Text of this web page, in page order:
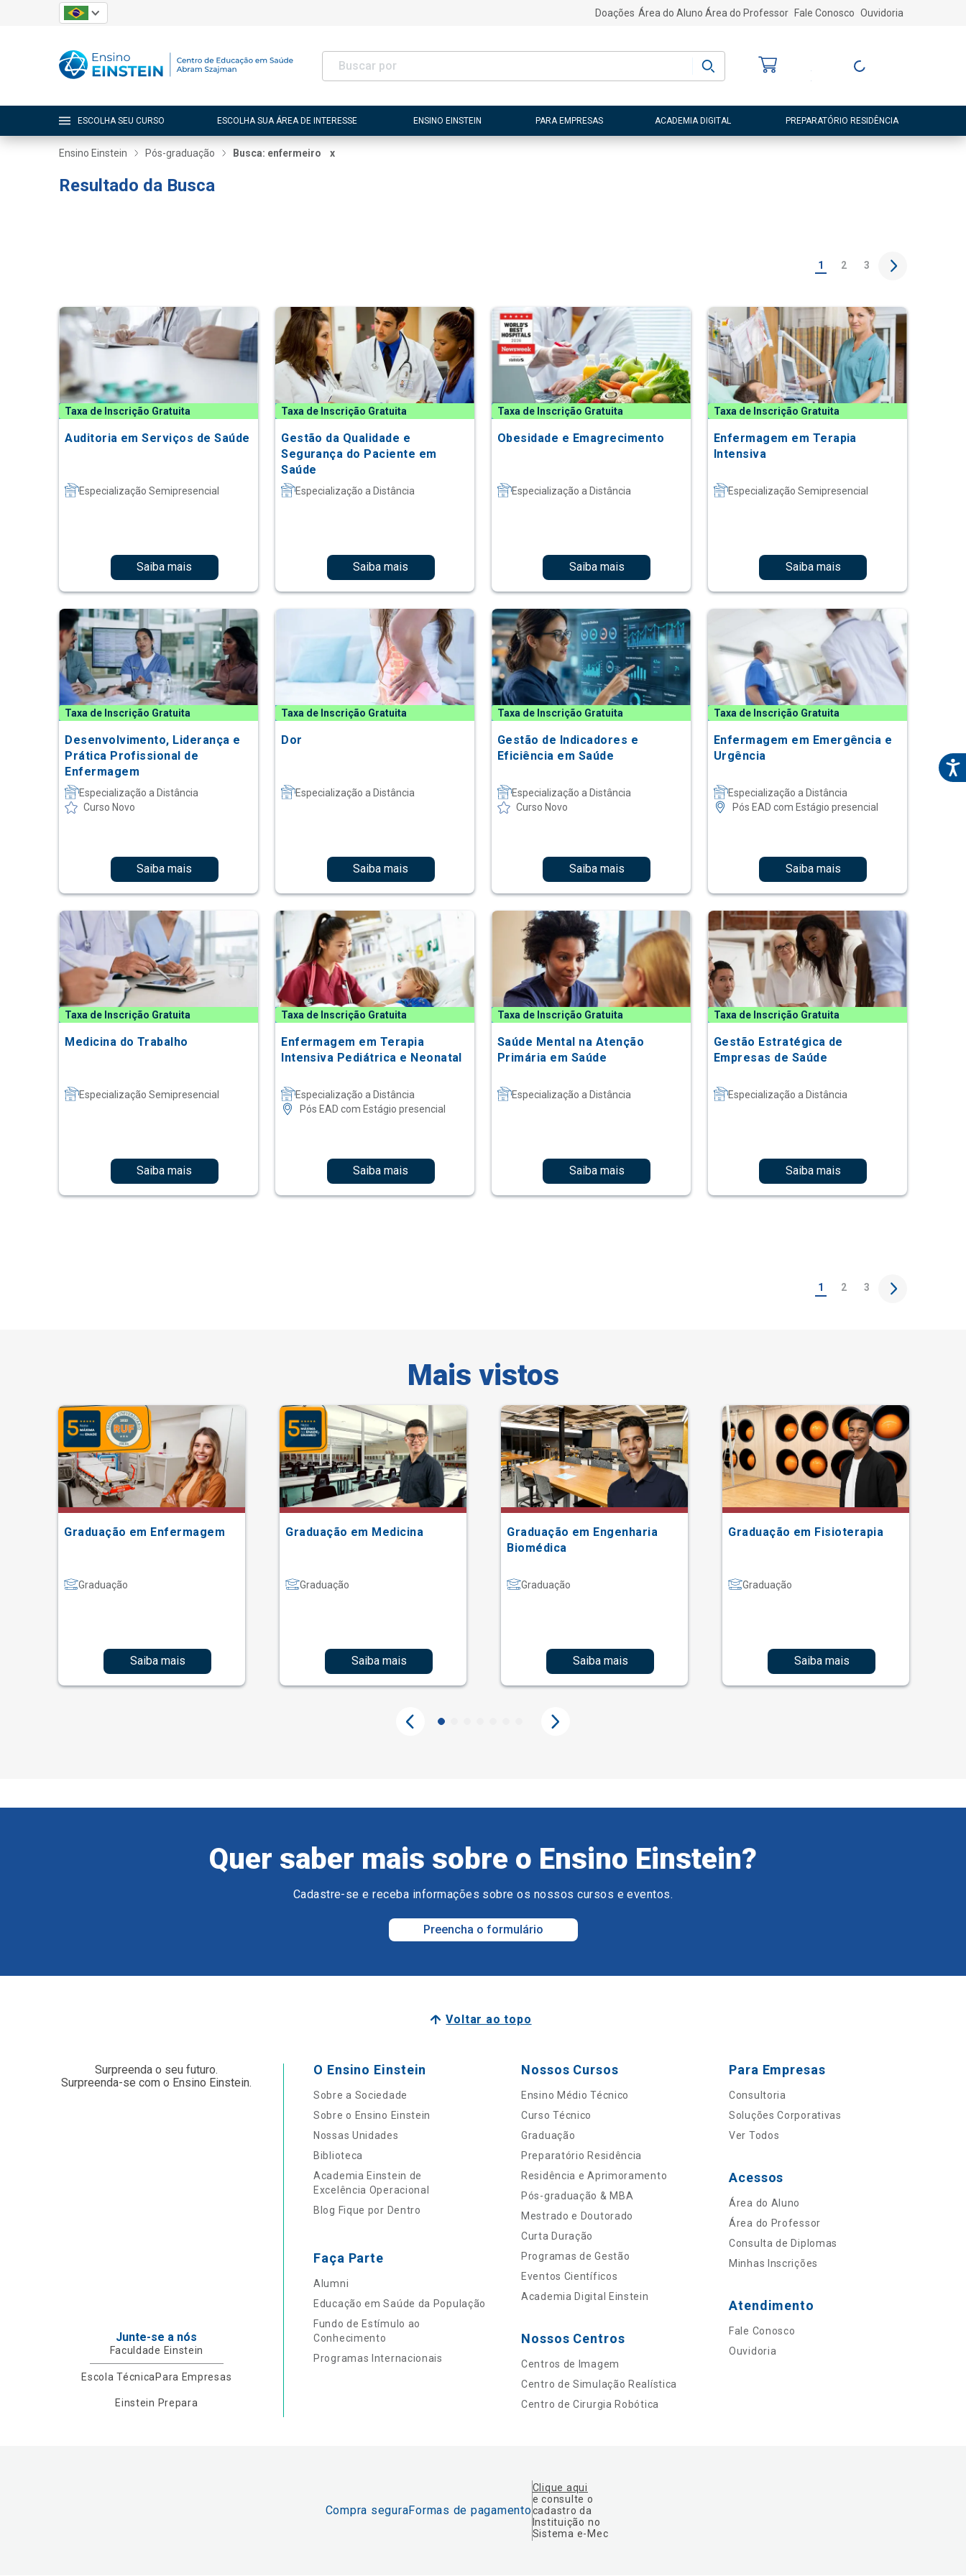
Doações Área do Aluno Área do Professor Fale Conosco Ouvidoria
Entre ou Cadastre-
ESCOLHA SEU CURSO ESCOLHA SUA ÁREA DE INTERESSE ENSINO EINSTEIN PARA EMPRESAS ACADEMIA DIGITAL PREPARATÓRIO RESIDÊNCIA
Ensino Einstein Pós-graduação Busca: enfermeiro x
Resultado da Busca
1 2 3
Taxa de Inscrição Gratuita
Auditoria em Serviços de Saúde
Especialização Semipresencial
Saiba mais
Taxa de Inscrição Gratuita
Gestão da Qualidade e
Segurança do Paciente em
Saúde
Especialização a Distância
Saiba mais
Taxa de Inscrição Gratuita
Obesidade e Emagrecimento
Especialização a Distância
Saiba mais
Taxa de Inscrição Gratuita
Enfermagem em Terapia
Intensiva
Especialização Semipresencial
Saiba mais
Taxa de Inscrição Gratuita
Desenvolvimento, Liderança e
Prática Profissional de
Enfermagem
Especialização a Distância
Curso Novo
Saiba mais
Taxa de Inscrição Gratuita
Dor
Especialização a Distância
Saiba mais
Taxa de Inscrição Gratuita
Gestão de Indicadores e
Eficiência em Saúde
Especialização a Distância
Curso Novo
Saiba mais
Taxa de Inscrição Gratuita
Enfermagem em Emergência e
Urgência
Especialização a Distância
Pós EAD com Estágio presencial
Saiba mais
Taxa de Inscrição Gratuita
Medicina do Trabalho
Especialização Semipresencial
Saiba mais
Taxa de Inscrição Gratuita
Enfermagem em Terapia
Intensiva Pediátrica e Neonatal
Especialização a Distância
Pós EAD com Estágio presencial
Saiba mais
Taxa de Inscrição Gratuita
Saúde Mental na Atenção
Primária em Saúde
Especialização a Distância
Saiba mais
Taxa de Inscrição Gratuita
Gestão Estratégica de
Empresas de Saúde
Especialização a Distância
Saiba mais
1 2 3
Mais vistos
Graduação em Enfermagem
Graduação
Saiba mais
Graduação em Medicina
Graduação
Saiba mais
Graduação em Engenharia
Biomédica
Graduação
Saiba mais
Graduação em Fisioterapia
Graduação
Saiba mais
Quer saber mais sobre o Ensino Einstein?
Cadastre-se e receba informações sobre os nossos cursos e eventos.
Preencha o formulário
Voltar ao topo
Surpreenda o seu futuro.
Surpreenda-se com o Ensino Einstein.
Junte-se a nós
Faculdade Einstein
Escola TécnicaPara Empresas
Einstein Prepara
O Ensino Einstein
Sobre a Sociedade
Sobre o Ensino Einstein
Nossas Unidades
Biblioteca
Academia Einstein de
Excelência Operacional
Blog Fique por Dentro
Faça Parte
Alumni
Educação em Saúde da População
Fundo de Estímulo ao
Conhecimento
Programas Internacionais
Nossos Cursos
Ensino Médio Técnico
Curso Técnico
Graduação
Preparatório Residência
Residência e Aprimoramento
Pós-graduação & MBA
Mestrado e Doutorado
Curta Duração
Programas de Gestão
Eventos Científicos
Academia Digital Einstein
Nossos Centros
Centros de Imagem
Centro de Simulação Realística
Centro de Cirurgia Robótica
Para Empresas
Consultoria
Soluções Corporativas
Ver Todos
Acessos
Área do Aluno
Área do Professor
Consulta de Diplomas
Minhas Inscrições
Atendimento
Fale Conosco
Ouvidoria
Compra seguraFormas de pagamento
Clique aqui
e consulte o
cadastro da
Instituição no
Sistema e-Mec